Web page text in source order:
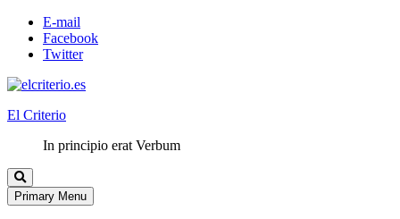
E-mail
Facebook
Twitter
El Criterio
In principio erat Verbum
Primary Menu